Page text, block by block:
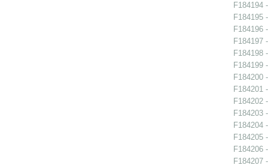
F184194
F184195
F184196
F184197
F184198
F184199
F184200
F184201
F184202
F184203
F184204
F184205
F184206
F184207